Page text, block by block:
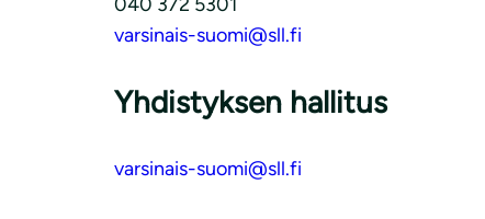
varsinais-suomi@sll.fi
Yhdistyksen hallitus
varsinais-suomi@sll.fi